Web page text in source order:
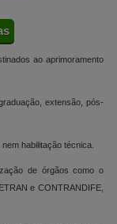
ao aprimoramento
extensão, pós-
nem habilitação técnica.
de órgãos como o
e CONTRANDIFE,